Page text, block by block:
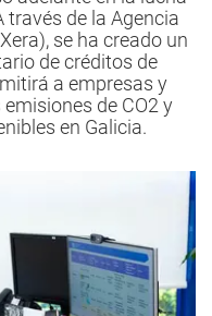
de la Agencia
se ha creado un
de créditos de
a empresas y
de CO2 y
en Galicia.